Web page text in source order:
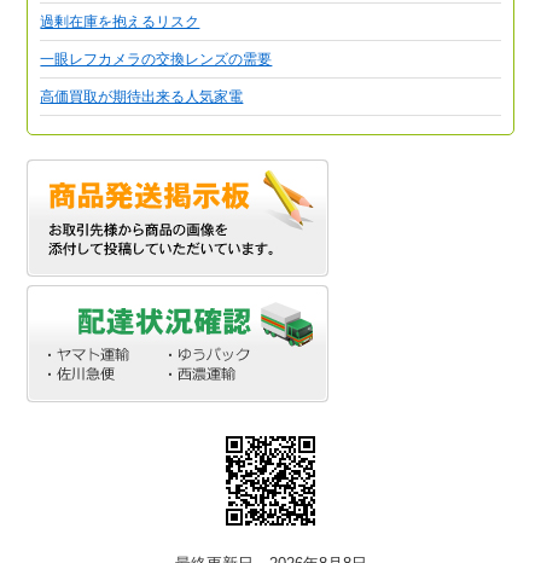
過剰在庫を抱えるリスク
一眼レフカメラの交換レンズの需要
高価買取が期待出来る人気家電